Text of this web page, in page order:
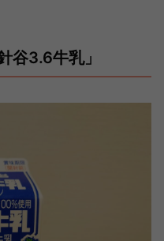
谷3.6牛乳」